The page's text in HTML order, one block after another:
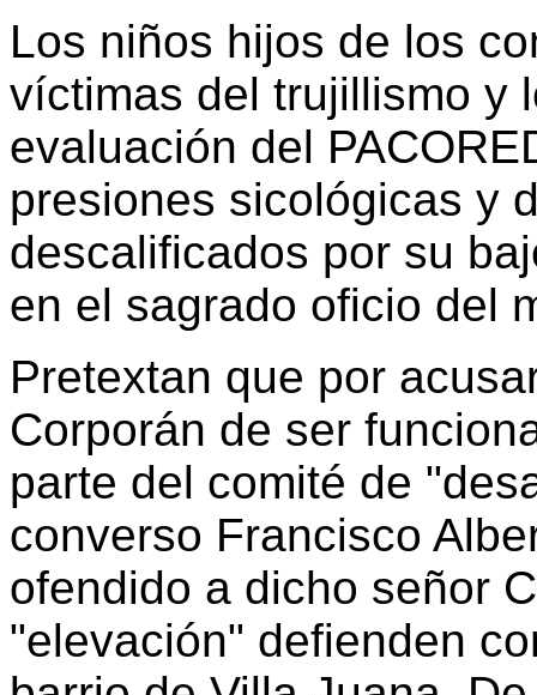
Los niños hijos de los
víctimas del trujillismo y
evaluación del
presiones sicológicas y
descalificados por su
en el sagrado oficio del
Pretextan que por
Corporán de ser
parte del comité de
converso Francisco
ofendido a dicho señor
"elevación" defienden